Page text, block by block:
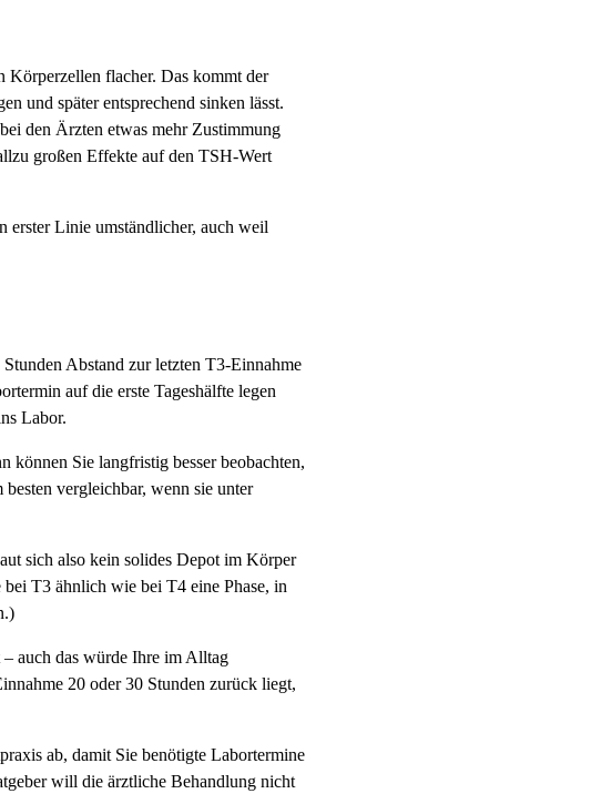
Körperzellen flacher. Das kommt der
und später entsprechend sinken lässt.
den Ärzten etwas mehr Zustimmung
großen Effekte auf den TSH-Wert
erster Linie umständlicher, auch weil
Abstand zur letzten T3-Einnahme
auf die erste Tageshälfte legen
Labor.
können Sie langfristig besser beobachten,
vergleichbar, wenn sie unter
sich also kein solides Depot im Körper
T3 ähnlich wie bei T4 eine Phase, in
auch das würde Ihre im Alltag
20 oder 30 Stunden zurück liegt,
ab, damit Sie benötigte Labortermine
will die ärztliche Behandlung nicht